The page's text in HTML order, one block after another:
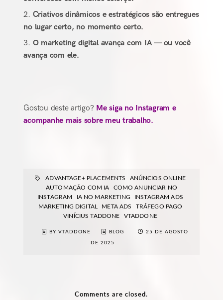
Criativos dinâmicos e estratégicos são entregues
no lugar certo, no momento certo.
O marketing digital avança com IA — ou você
avança com ele.
Gostou deste artigo? Me siga no Instagram e
acompanhe mais sobre meu trabalho.
ADVANTAGE+ PLACEMENTS
ANÚNCIOS ONLINE
AUTOMAÇÃO COM IA
COMO ANUNCIAR NO
INSTAGRAM
IA NO MARKETING
INSTAGRAM ADS
MARKETING DIGITAL
META ADS
TRÁFEGO PAGO
VINÍCIUS TADDONE
VTADDONE
BY VTADDONE BLOG 25 DE AGOSTO
DE 2025
Comments are closed.